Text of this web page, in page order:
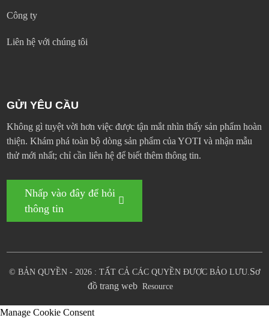
Công ty
Liên hệ với chúng tôi
GỬI YÊU CẦU
Không gì tuyệt vời hơn việc được tận mắt nhìn thấy sản phẩm hoàn
thiện. Khám phá toàn bộ dòng sản phẩm của YOTI và nhận mẫu
thử mới nhất; chỉ cần liên hệ để biết thêm thông tin.
Nhấp vào đây để hỏi
thông tin
© BẢN QUYỀN - 2026 : TẤT CẢ CÁC QUYỀN ĐƯỢC BẢO LƯU. Sơ
đồ trang web Resource
Manage Cookie Consent